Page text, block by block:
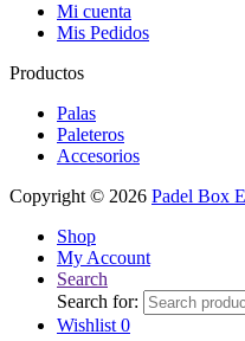
Mi cuenta
Mis Pedidos
Productos
Palas
Paleteros
Accesorios
Copyright © 2026 Padel Box
Shop
My Account
Search
Search for:
Wishlist 0